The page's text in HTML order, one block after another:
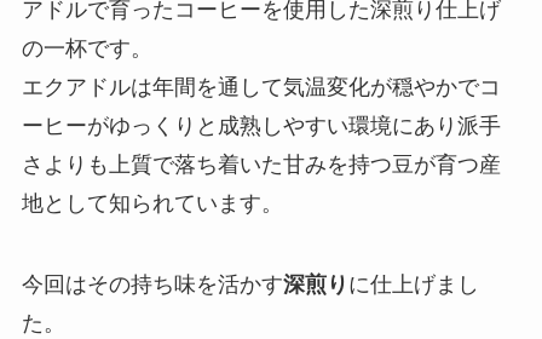
アドルで育ったコーヒーを使用した深煎り仕上げ
の一杯です。
エクアドルは年間を通して気温変化が穏やかでコ
ーヒーがゆっくりと成熟しやすい環境にあり派手
さよりも上質で落ち着いた甘みを持つ豆が育つ産
地として知られています。
今回はその持ち味を活かす深煎り に仕上げまし
た。